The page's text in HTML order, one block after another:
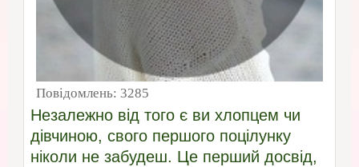
Повідомлень: 3285
Незалежно від того є ви хлопцем чи
дівчиною, свого першого поцілунку
ніколи не забудеш. Це перший досвід,